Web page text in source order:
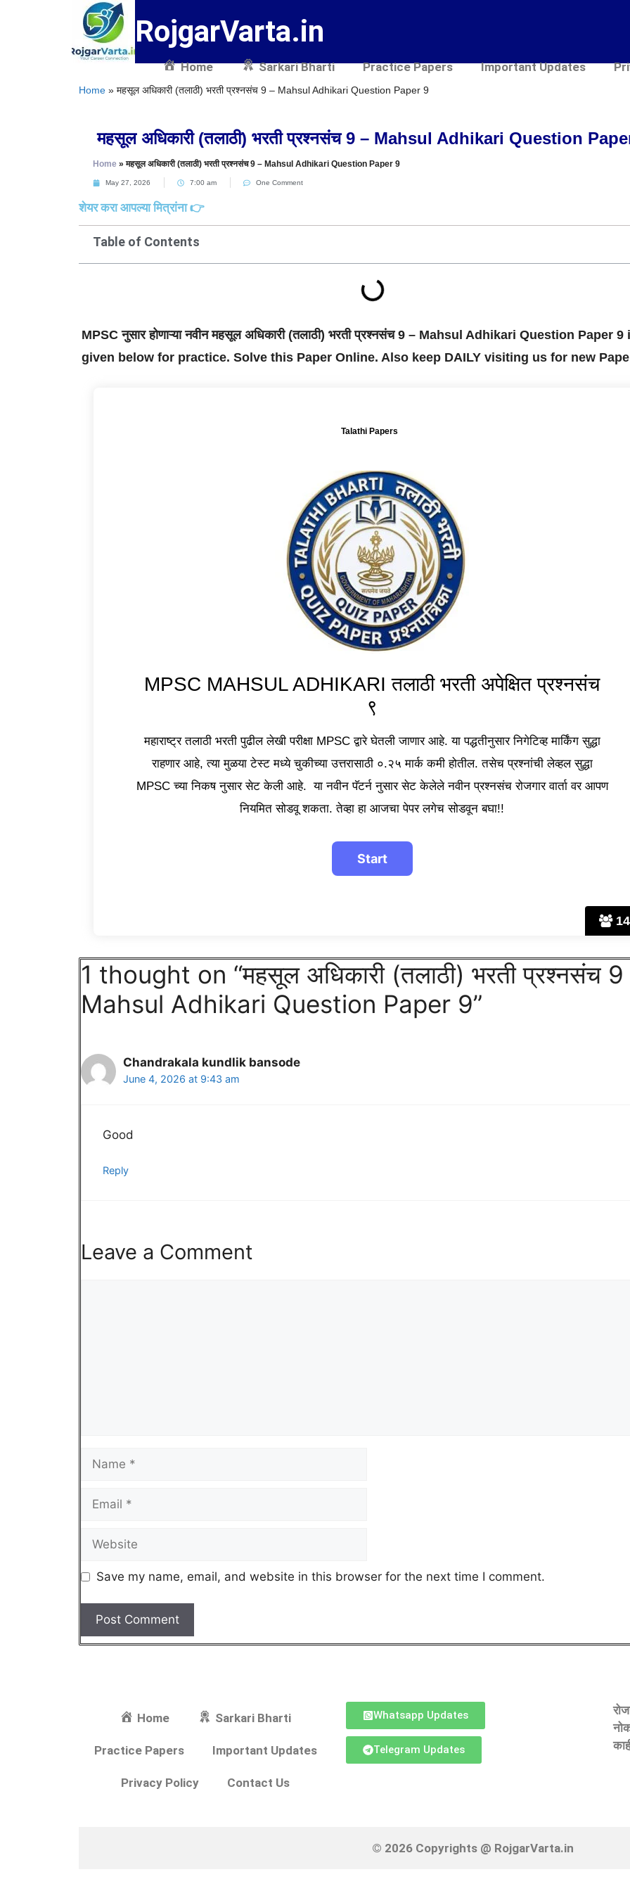
RojgarVarta.in
Home Sarkari Bharti Practice Papers Important Updates
Home » महसूल अधिकारी (तलाठी) भरती प्रश्नसंच 9 – Mahsul Adhikari Question Paper 9
महसूल अधिकारी (तलाठी) भरती प्रश्नसंच 9 – Mahsul Adhikari Question
Home »महसूल अधिकारी (तलाठी) भरती प्रश्नसंच 9 – Mahsul Adhikari Question Paper 9
May 27, 2026 7:00 am One Comment
शेयर करा आपल्या मित्रांना 👉
Table of Contents
MPSC नुसार होणाऱ्या नवीन महसूल अधिकारी (तलाठी) भरती प्रश्नसंच 9 – Mahsul Adhikari Question Paper 9
given below for practice. Solve this Paper Online. Also keep DAILY visiting us for new
Talathi Papers
MPSC MAHSUL ADHIKARI तलाठी भरती अपेक्षित प्रश्नसंच
९
महाराष्ट्र तलाठी भरती पुढील लेखी परीक्षा MPSC द्वारे घेतली जाणार आहे. या पद्धतीनुसार निगेटिव्ह मार्किंग सुद्धा
राहणार आहे, त्या मुळया टेस्ट मध्ये चुकीच्या उत्तरासाठी ०.२५ मार्क कमी होतील. तसेच प्रश्नांची लेव्हल सुद्धा
MPSC च्या निकष नुसार सेट केली आहे. या नवीन पॅटर्न नुसार सेट केलेले नवीन प्रश्नसंच रोजगार वार्ता वर आपण
नियमित सोडवू शकता. तेव्हा हा आजचा पेपर लगेच सोडवून बघा!!
1 thought on “महसूल अधिकारी (तलाठी) भरती प्रश्नसंच 9
Mahsul Adhikari Question Paper 9”
Chandrakala kundlik bansode
June 4, 2026 at 9:43 am
Good
Reply
Leave a Comment
Save my name, email, and website in this browser for the next time I comment.
Home Sarkari Bharti
Practice Papers Important Updates
Privacy Policy Contact Us
Whatsapp Updates
Telegram Updates
© 2026 Copyrights @ RojgarVarta.in